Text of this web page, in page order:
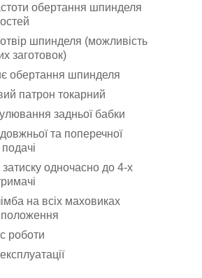
обертання шпинделя
шпинделя (можливість
заготовок)
обертання шпинделя
патрон токарний
задньої бабки
та поперечної
одночасно до 4-х
на всіх маховиках
роботи